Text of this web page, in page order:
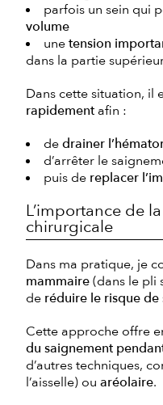
parfois un sein qui
volume
unetension
dans la partie
Dans cette situation, il
rapidement afin :
dedrainer
d’arrêter le
puis de replacer
L’importance de
chirurgicale
Dans ma pratique, je
mammaire(dans le pli
de réduire le risque de
Cette approche offre
du saignement
d’autres techniques,
l’aisselle) ou aréolaire.